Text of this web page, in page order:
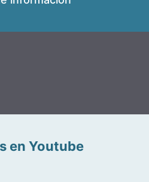
en Youtube